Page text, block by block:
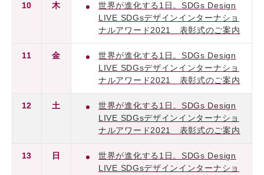
10 木
世界が進化する1日。SDGs Design
LIVE SDGsデザインインターナショ
ナルアワード2021 表彰式のご案内
11 金
世界が進化する1日。SDGs Design
LIVE SDGsデザインインターナショ
ナルアワード2021 表彰式のご案内
12 土
世界が進化する1日。SDGs Design
LIVE SDGsデザインインターナショ
ナルアワード2021 表彰式のご案内
13 日
世界が進化する1日。SDGs Design
LIVE SDGsデザインインターナショ